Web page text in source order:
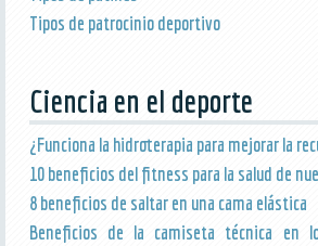
Tipos de patrocinio deportivo
Ciencia en el deporte
¿Funciona la hidroterapia para mejorar la
10 beneficios del fitness para la salud de
8 beneficios de saltar en una cama elástica
Beneficios de la camiseta técnica en